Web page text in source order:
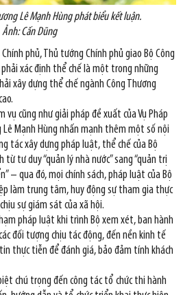
Lê Mạnh Hùng phát biểu kết luận.
Ảnh: Cấn Dũng
phủ, Thủ tướng Chính phủ giao Bộ Công
xác định thể chế là một trong những
xây dựng thể chế ngành Công Thương
vụ cũng như giải pháp đề xuất của Vụ Pháp
Lê Mạnh Hùng nhấn mạnh thêm một số nội
tác xây dựng pháp luật, thể chế của Bộ
từ tư duy “quản lý nhà nước” sang “quản trị
– qua đó, mọi chính sách, pháp luật của Bộ
làm trung tâm, huy động sự tham gia thực
sự giám sát của xã hội.
pháp luật khi trình Bộ xem xét, ban hành
đối tượng chịu tác động, đến nền kinh tế
thực tiễn để đánh giá, bảo đảm tính khách
chú trọng đến công tác tổ chức thi hành